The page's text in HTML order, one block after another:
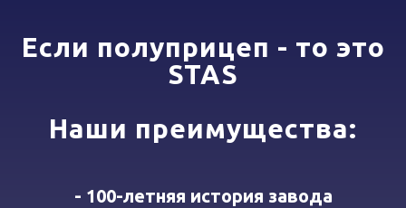
Если полуприцеп - то это
STAS
Наши преимущества:
- 100-летняя история завода